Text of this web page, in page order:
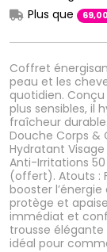
Coffret
peau et les
quotidien.
plus sensibles, il
fraîcheur
Douche Corps &
Hydratant
Anti-Irritations
(offert). Atouts :
booster
protège et
immédiat et
trousse
idéal pour
Plus que
69,00